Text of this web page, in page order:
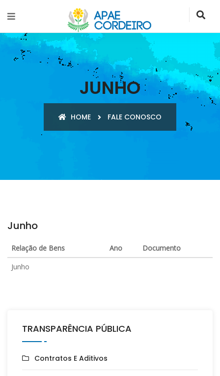
JUNHO
HOME FALE CONOSCO
Junho
Relação de Bens Ano
Documento
Junho
TRANSPARÊNCIA PÚBLICA
Contratos E Aditivos